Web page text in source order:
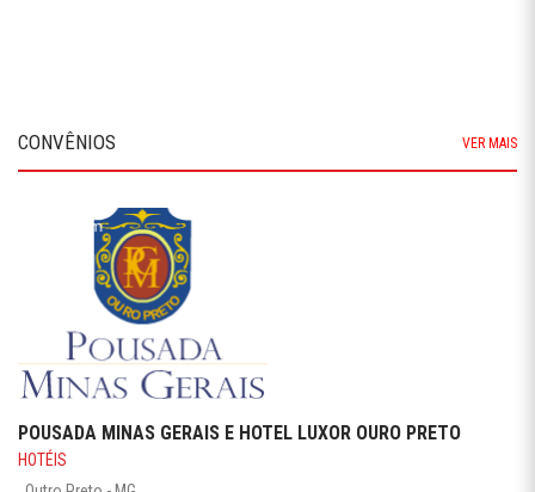
CONVÊNIOS VER MAIS
POUSADA MINAS GERAIS E HOTEL LUXOR OURO PRETO
HOTÉIS